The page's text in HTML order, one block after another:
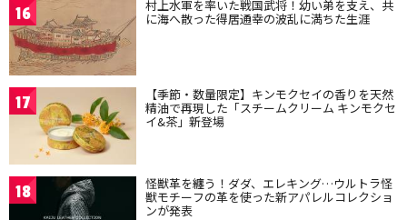
16 村上水軍を率いた戦国武将！幼い弟を支え、共
に海へ散った得居通幸の波乱に満ちた生涯
17 【季節・数量限定】キンモクセイの香りを天然
精油で再現した「スチームクリーム キンモクセ
イ&茶」新登場
18 怪獣革を纏う！ダダ、エレキング…ウルトラ怪
獣モチーフの革を使った新アパレルコレクショ
ンが発表